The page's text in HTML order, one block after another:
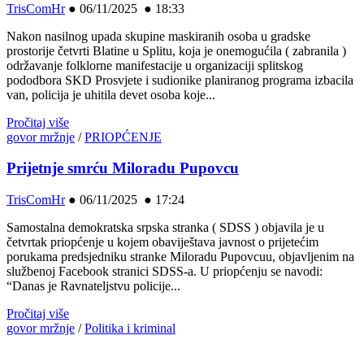
TrisComHr● 06/11/2025 ● 18:33
Nakon nasilnog upada skupine maskiranih osoba u gradske
prostorije četvrti Blatine u Splitu, koja je onemogućila ( zabranila )
održavanje folklorne manifestacije u organizaciji splitskog
pododbora SKD Prosvjete i sudionike planiranog programa izbacila
van, policija je uhitila devet osoba koje...
Pročitaj više
govor mržnje /PRIOPĆENJE
Prijetnje smrću Miloradu Pupovcu
TrisComHr● 06/11/2025 ● 17:24
Samostalna demokratska srpska stranka ( SDSS ) objavila je u
četvrtak priopćenje u kojem obaviještava javnost o prijetećim
porukama predsjedniku stranke Miloradu Pupovcuu, objavljenim na
službenoj Facebook stranici SDSS-a. U priopćenju se navodi:
“Danas je Ravnateljstvu policije...
Pročitaj više
govor mržnje /Politika i kriminal